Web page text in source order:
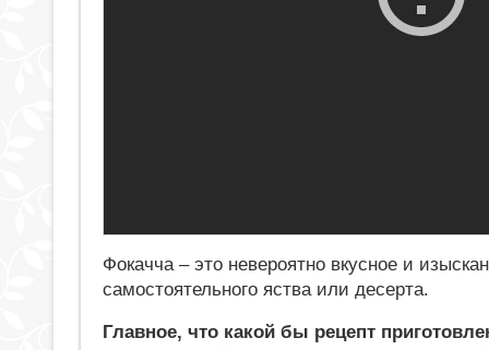
Фокачча – это невероятно вкусное и
самостоятельного яства или десерта.
Главное, что какой бы рецепт